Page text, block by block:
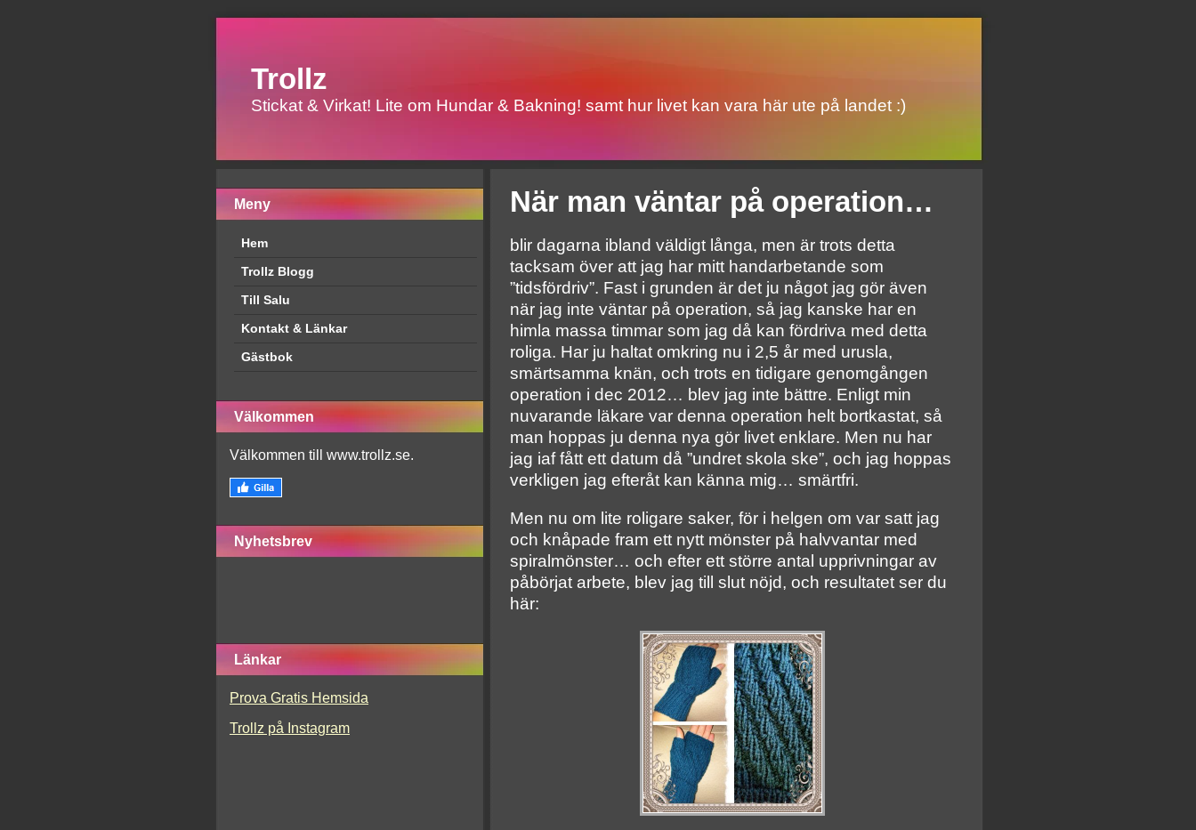
Trollz
Stickat & Virkat! Lite om Hundar & Bakning! samt hur livet kan vara här ute på landet :)
Meny
Hem
Trollz Blogg
Till Salu
Kontakt & Länkar
Gästbok
Välkommen
Välkommen till www.trollz.se.
Nyhetsbrev
Länkar
Prova Gratis Hemsida
Trollz på Instagram
När man väntar på operation…
blir dagarna ibland väldigt långa, men är trots detta
tacksam över att jag har mitt handarbetande som
”tidsfördriv”. Fast i grunden är det ju något jag gör även
när jag inte väntar på operation, så jag kanske har en
himla massa timmar som jag då kan fördriva med detta
roliga. Har ju haltat omkring nu i 2,5 år med urusla,
smärtsamma knän, och trots en tidigare genomgången
operation i dec 2012… blev jag inte bättre. Enligt min
nuvarande läkare var denna operation helt bortkastat, så
man hoppas ju denna nya gör livet enklare. Men nu har
jag iaf fått ett datum då ”undret skola ske”, och jag hoppas
verkligen jag efteråt kan känna mig… smärtfri.
Men nu om lite roligare saker, för i helgen om var satt jag
och knåpade fram ett nytt mönster på halvvantar med
spiralmönster… och efter ett större antal upprivningar av
påbörjat arbete, blev jag till slut nöjd, och resultatet ser du
här: